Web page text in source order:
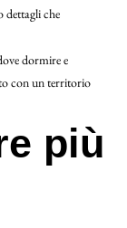
dettagli che
dormire e
con un territorio
più